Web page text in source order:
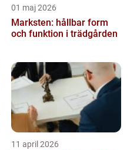
01 maj 2026
Marksten: hållbar form
och funktion i trädgården
11 april 2026